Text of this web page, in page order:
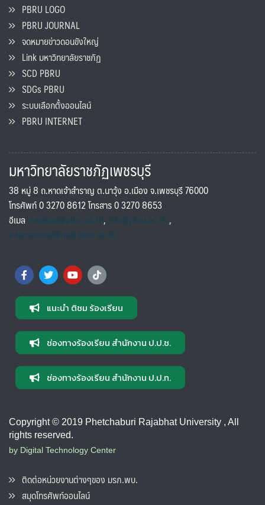
PBRU LOGO
PBRU JOURNAL
จดหมายข่าวดอนขังใหญ่
Link มหาวิทยาลัยราชภัฏ
SCD PBRU
SDGs PBRU
ระบบเลือกตั้งออนไลน์
PBRU INTERNET
มหาวิทยาลัยราชภัฏเพชรบุรี
38 หมู่ 8 ถ.หาดเจ้าสำราญ ต.นาวุ้ง อ.เมือง จ.เพชรบุรี 76000
โทรศัพท์ 0 3270 8612 โทรสาร 0 3270 8653
อีเมล saraban@pbru.ac.th, info@pbru.ac.th,
international@mail.pbru.ac.th
แนะนำ ติชม ร้องเรียน
ช่องทางร้องเรียน สำนักงาน ป.ป.ช.
ช่องทางร้องเรียน สำนักงาน ป.ป.ท.
Copyright © 2019 Phetchaburi Rajabhat University , All
rights reserved.
by Digital Technology Center
ติดต่อหน่วยงานต่างๆของ มรภ.พบ.
สมุดโทรศัพท์ออนไลน์